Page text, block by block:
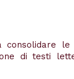
le
di testi